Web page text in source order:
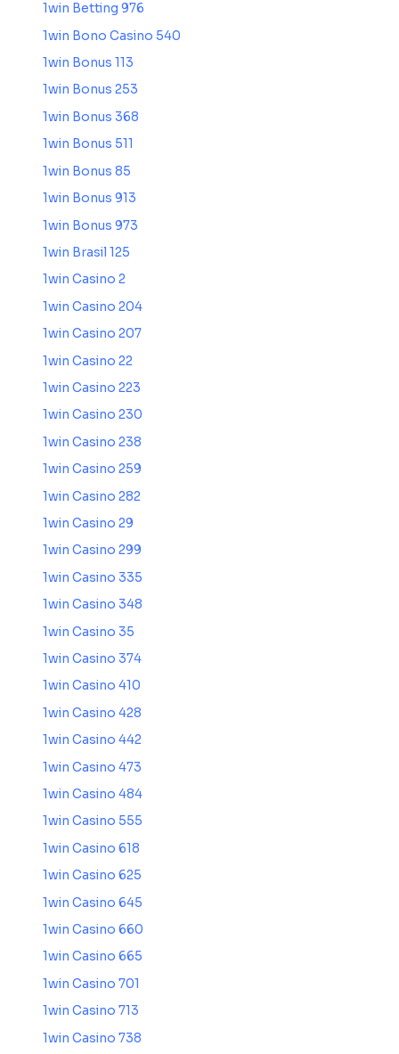
1win Betting 976
1win Bono Casino 540
1win Bonus 113
1win Bonus 253
1win Bonus 368
1win Bonus 511
1win Bonus 85
1win Bonus 913
1win Bonus 973
1win Brasil 125
1win Casino 2
1win Casino 204
1win Casino 207
1win Casino 22
1win Casino 223
1win Casino 230
1win Casino 238
1win Casino 259
1win Casino 282
1win Casino 29
1win Casino 299
1win Casino 335
1win Casino 348
1win Casino 35
1win Casino 374
1win Casino 410
1win Casino 428
1win Casino 442
1win Casino 473
1win Casino 484
1win Casino 555
1win Casino 618
1win Casino 625
1win Casino 645
1win Casino 660
1win Casino 665
1win Casino 701
1win Casino 713
1win Casino 738